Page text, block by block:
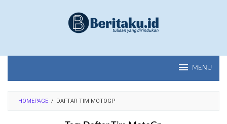
MENU
HOMEPAGE / DAFTAR TIM MOTOGP